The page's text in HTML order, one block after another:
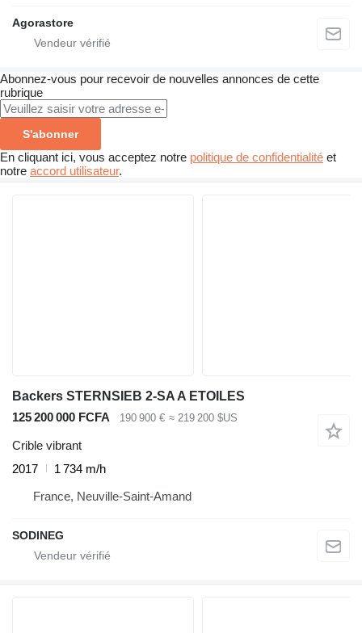
Agorastore
Abonnez-vous pour recevoir de nouvelles annonces de cette
rubrique
S'abonner
En cliquant ici, vous acceptez notre politique de confidentialité et
notre accord utilisateur.
Backers STERNSIEB 2-SA A ETOILES
125 200 000 FCFA
190 900 € ≈ 219 200 $US
Crible vibrant
2017
1 734 m/h
France, Neuville-Saint-Amand
SODINEG